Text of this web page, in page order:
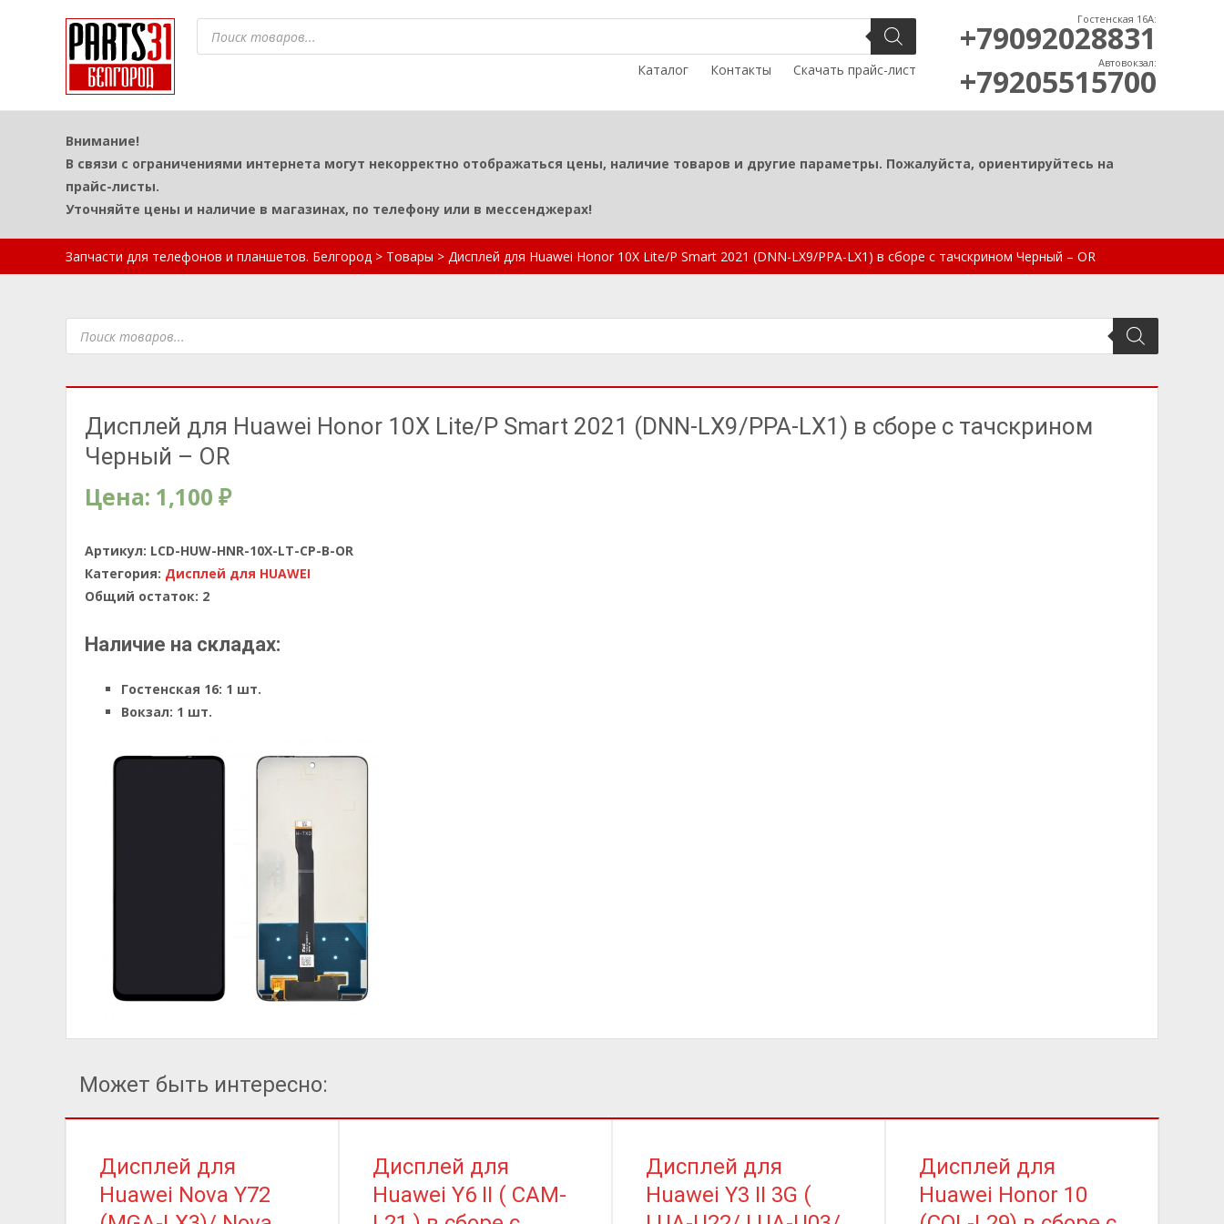
Поиск
товаров
Каталог
Контакты Скачать прайс-лист
Гостенская 16А:
+79092028831
Автовокзал:
+79205515700
Внимание!
В связи с ограничениями интернета могут некорректно отображаться цены, наличие товаров и другие параметры. Пожалуйста, ориентируйтесь на
прайс-листы.
Уточняйте цены и наличие в магазинах, по телефону или в мессенджерах!
Запчасти для телефонов и планшетов. Белгород > Товары > Дисплей для Huawei Honor 10X Lite/P Smart 2021 (DNN-LX9/PPA-LX1) в сборе с тачскрином Черный – OR
Поиск
товаров
Дисплей для Huawei Honor 10X Lite/P Smart 2021 (DNN-LX9/PPA-LX1) в сборе с тачскрином
Черный – OR
Цена: 1,100 ₽
Артикул: LCD-HUW-HNR-10X-LT-CP-B-OR
Категория: Дисплей для HUAWEI
Общий остаток: 2
Наличие на складах:
Гостенская 16: 1 шт.
Вокзал: 1 шт.
Может быть интересно:
Дисплей для
Huawei Nova Y72
Дисплей для
Huawei Y6 II ( CAM-
Дисплей для
Huawei Y3 II 3G (
Дисплей для
Huawei Honor 10